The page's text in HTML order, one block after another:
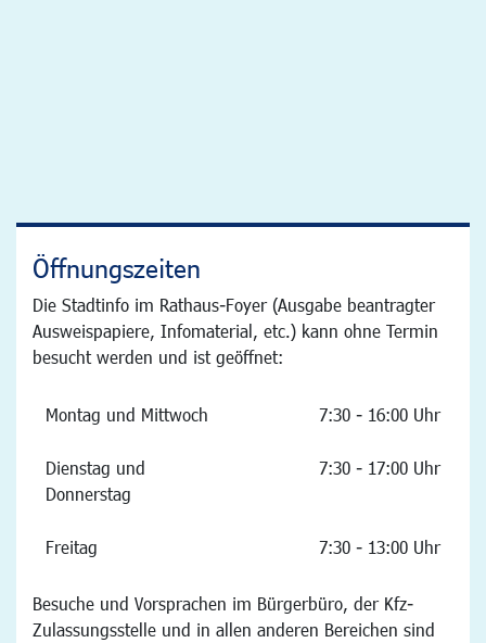
Öffnungszeiten
Die Stadtinfo im Rathaus-Foyer (Ausgabe beantragter
Ausweispapiere, Infomaterial, etc.) kann ohne Termin
besucht werden und ist geöffnet:
Montag und Mittwoch 7:30 - 16:00 Uhr
Dienstag und
Donnerstag
7:30 - 17:00 Uhr
Freitag 7:30 - 13:00 Uhr
Besuche und Vorsprachen im Bürgerbüro, der Kfz-
Zulassungsstelle und in allen anderen Bereichen sind